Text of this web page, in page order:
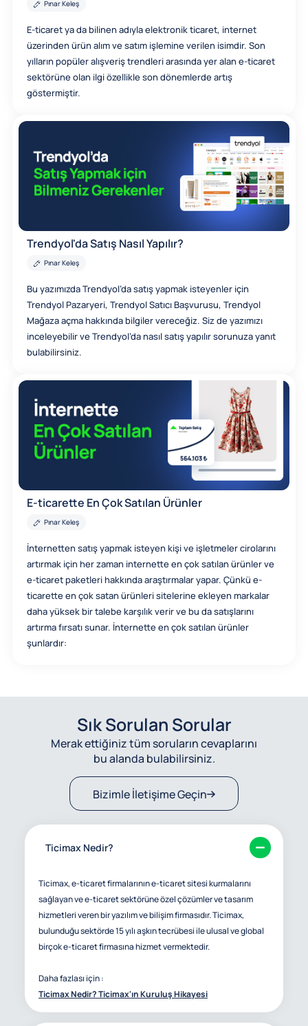
Pınar Keleş
E-ticaret ya da bilinen adıyla elektronik ticaret, internet
üzerinden ürün alım ve satım işlemine verilen isimdir. Son
yılların popüler alışveriş trendleri arasında yer alan e-ticaret
sektörüne olan ilgi özellikle son dönemlerde artış
göstermiştir.
Trendyol'da Satış Nasıl Yapılır?
Pınar Keleş
Bu yazımızda Trendyol’da satış yapmak isteyenler için
Trendyol Pazaryeri, Trendyol Satıcı Başvurusu, Trendyol
Mağaza açma hakkında bilgiler vereceğiz. Siz de yazımızı
inceleyebilir ve Trendyol’da nasıl satış yapılır sorunuza yanıt
bulabilirsiniz.
E-ticarette En Çok Satılan Ürünler
Pınar Keleş
İnternetten satış yapmak isteyen kişi ve işletmeler cirolarını
artırmak için her zaman internette en çok satılan ürünler ve
e-ticaret paketleri hakkında araştırmalar yapar. Çünkü e-
ticarette en çok satan ürünleri sitelerine ekleyen markalar
daha yüksek bir talebe karşılık verir ve bu da satışlarını
artırma fırsatı sunar. İnternette en çok satılan ürünler
şunlardır:
Sık Sorulan Sorular
Merak ettiğiniz tüm soruların cevaplarını
bu alanda bulabilirsiniz.
Bizimle İletişime Geçin
Ticimax Nedir?
Ticimax, e-ticaret firmalarının e-ticaret sitesi kurmalarını
sağlayan ve e-ticaret sektörüne özel çözümler ve tasarım
hizmetleri veren bir yazılım ve bilişim firmasıdır. Ticimax,
bulunduğu sektörde 15 yılı aşkın tecrübesi ile ulusal ve global
birçok e-ticaret firmasına hizmet vermektedir.
Daha fazlası için :
Ticimax Nedir? Ticimax'ın Kuruluş Hikayesi